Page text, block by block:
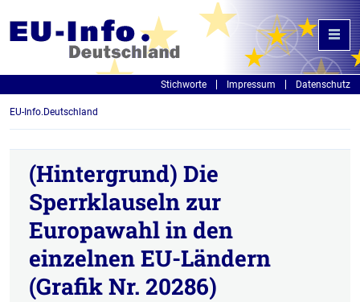
Stichworte Impressum Datenschutz
EU-Info.Deutschland
(Hintergrund) Die
Sperrklauseln zur
Europawahl in den
einzelnen EU-Ländern
(Grafik Nr. 20286)